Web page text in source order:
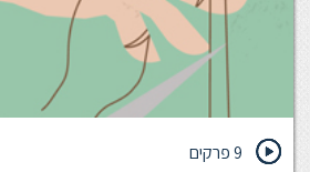
9 פרקים